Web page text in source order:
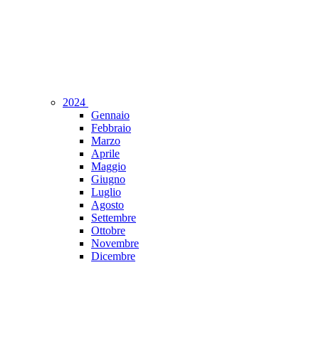
2024
Gennaio
Febbraio
Marzo
Aprile
Maggio
Giugno
Luglio
Agosto
Settembre
Ottobre
Novembre
Dicembre